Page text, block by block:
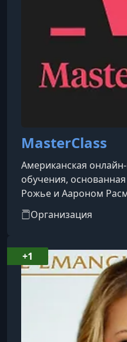
MasterClass
Американская
обучения,
Рожье и Аароном
предоставляет доступ
созданным и
областях.​Особенности
инструкторов —
Гордон Рамзи
(писательство),
(кинорежиссура),
Ханс Циммер
Организация
+1